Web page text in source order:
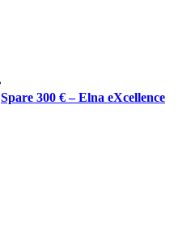
Spare 300 € – Elna eXcellence